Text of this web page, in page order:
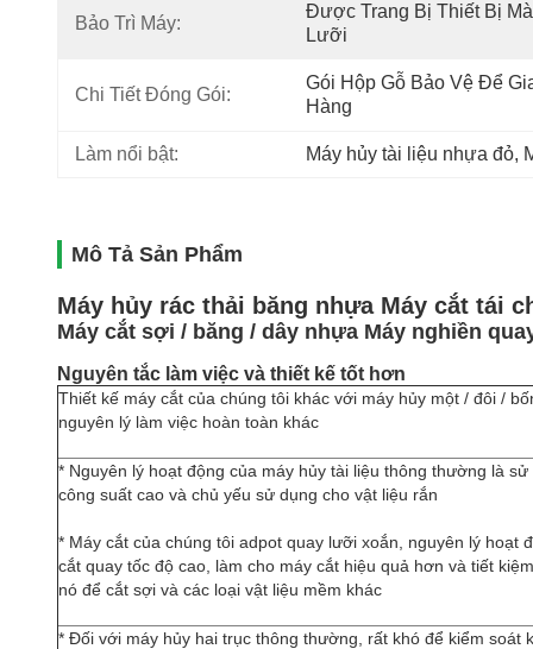
Bảo Trì Máy:
Được Trang Bị Thiết Bị
Lưỡi
Chi Tiết Đóng Gói:
Gói Hộp Gỗ Bảo Vệ Để
Hàng
Làm nổi bật: Máy hủy tài liệu nhựa đỏ,
Mô Tả Sản Phẩm
Máy hủy rác thải băng nhựa Máy cắt tái
Máy cắt sợi / băng / dây nhựa Máy nghiền
Nguyên tắc làm việc và thiết kế tốt hơn
Thiết kế máy cắt của chúng tôi khác với máy hủy một / đôi /
nguyên lý làm việc hoàn toàn khác
* Nguyên lý hoạt động của máy hủy tài liệu thông thường là
công suất cao và chủ yếu sử dụng cho vật liệu rắn
* Máy cắt của chúng tôi adpot quay lưỡi xoắn, nguyên lý hoạt
cắt quay tốc độ cao, làm cho máy cắt hiệu quả hơn và tiết
nó để cắt sợi và các loại vật liệu mềm khác
* Đối với máy hủy hai trục thông thường, rất khó để kiểm soát